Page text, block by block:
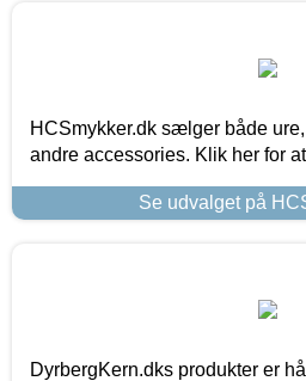
HCSmykker.dk sælger både
andre accessories. Klik her for
Se udvalget på
DyrbergKern.dks produkter er